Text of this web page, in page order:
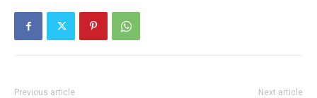
Previous article Next article